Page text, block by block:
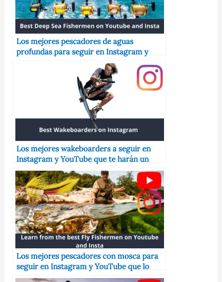
Los mejores pescadores de aguas
profundas para seguir en Instagram y
YouTube que lo convertirán en un mejor
Los mejores wakeboarders a seguir en
Instagram y YouTube que te harán un
mejor snowboarder
Los mejores pescadores con mosca para
seguir en Instagram y YouTube que lo
convertirán en un mejor pescador